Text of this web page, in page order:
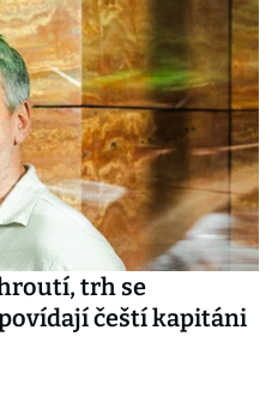
trh se
čeští kapitáni